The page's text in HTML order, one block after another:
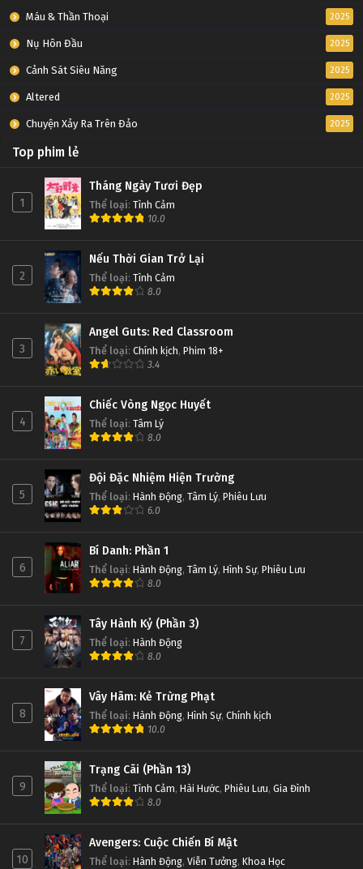
Máu & Thần Thoại 2025
Nụ Hôn Đầu 2025
Cảnh Sát Siêu Năng 2025
Altered 2025
Chuyện Xảy Ra Trên Đảo 2025
Top phim lẻ
1
Tháng Ngày Tươi Đẹp
Thể loại: Tình Cảm
10.0
2
Nếu Thời Gian Trở Lại
Thể loại: Tình Cảm
8.0
3
Angel Guts: Red Classroom
Thể loại: Chính kịch, Phim 18+
3.4
4
Chiếc Vòng Ngọc Huyết
Thể loại: Tâm Lý
8.0
5
Đội Đặc Nhiệm Hiện Trường
Thể loại: Hành Động, Tâm Lý, Phiêu Lưu
6.0
6
Bí Danh: Phần 1
Thể loại: Hành Động, Tâm Lý, Hình Sự, Phiêu Lưu
8.0
7
Tây Hành Kỷ (Phần 3)
Thể loại: Hành Động
8.0
8
Vây Hãm: Kẻ Trừng Phạt
Thể loại: Hành Động, Hình Sự, Chính kịch
10.0
9
Trạng Cãi (Phần 13)
Thể loại: Tình Cảm, Hài Hước, Phiêu Lưu, Gia Đình
8.0
10
Avengers: Cuộc Chiến Bí Mật
Thể loại: Hành Động, Viễn Tưởng, Khoa Học